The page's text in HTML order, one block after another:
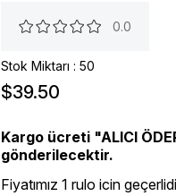
0.0
Stok Miktarı : 50
$39.50
Kargo ücreti "ALICI
gönderilecektir.
Fiyatımız 1 rulo icin